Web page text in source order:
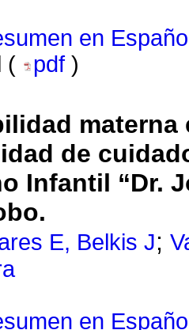
en
(
pdf )
materna
de
Infantil “Dr.
E, Belkis J;
en